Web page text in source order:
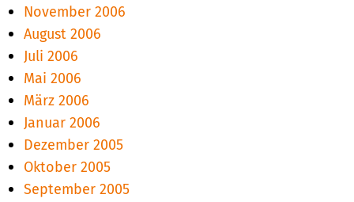
November 2006
August 2006
Juli 2006
Mai 2006
März 2006
Januar 2006
Dezember 2005
Oktober 2005
September 2005